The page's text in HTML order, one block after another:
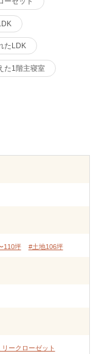
たLDK
た1階主寝室
110坪 #土地106坪
リークローゼット